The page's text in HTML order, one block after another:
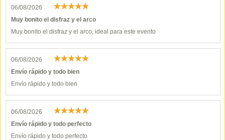
06/08/2026
Muy bonito el disfraz y el arco
Muy bonito el disfraz y el arco, ideal para este evento
06/08/2026
Envío rápido y todo bien
Envío rápido y todo bien
06/08/2026
Envío rápido y todo perfecto
Envío rápido y todo perfecto